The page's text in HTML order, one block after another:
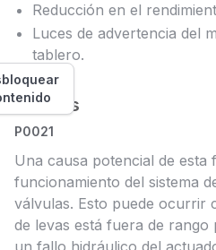
Reducción en el
Luces de advertencia del
tablero.
Causas
P0021
Una causa potencial de esta
funcionamiento del sistema
válvulas. Esto puede ocurrir
de levas está fuera de rango
un fallo hidráulico del